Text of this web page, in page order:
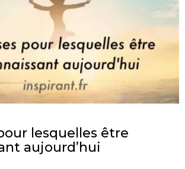
lesquelles être
aujourd’hui